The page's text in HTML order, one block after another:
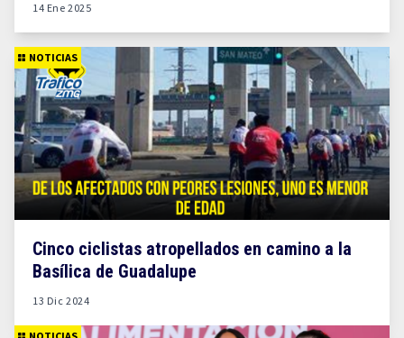
14 Ene 2025
NOTICIAS
Cinco ciclistas atropellados en camino a la
Basílica de Guadalupe
13 Dic 2024